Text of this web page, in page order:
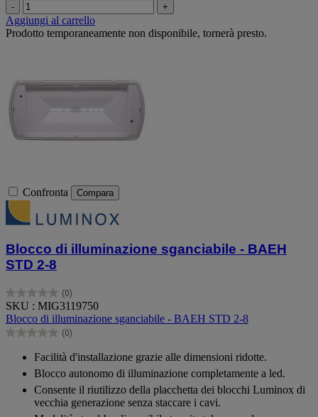
- +
Aggiungi al carrello
Prodotto temporaneamente non disponibile, tornerà presto.
Confronta Compara
Blocco di illuminazione sganciabile - BAEH
STD 2-8
(0)
0.0
su
5
stelle.
SKU : MIG3119750
Blocco di illuminazione sganciabile - BAEH STD 2-8
(0)
0.0
stelle.
Facilità d'installazione grazie alle dimensioni ridotte.
Blocco autonomo di illuminazione completamente a led.
Consente il riutilizzo della placchetta dei blocchi Luminox di
vecchia generazione senza staccare i cavi.